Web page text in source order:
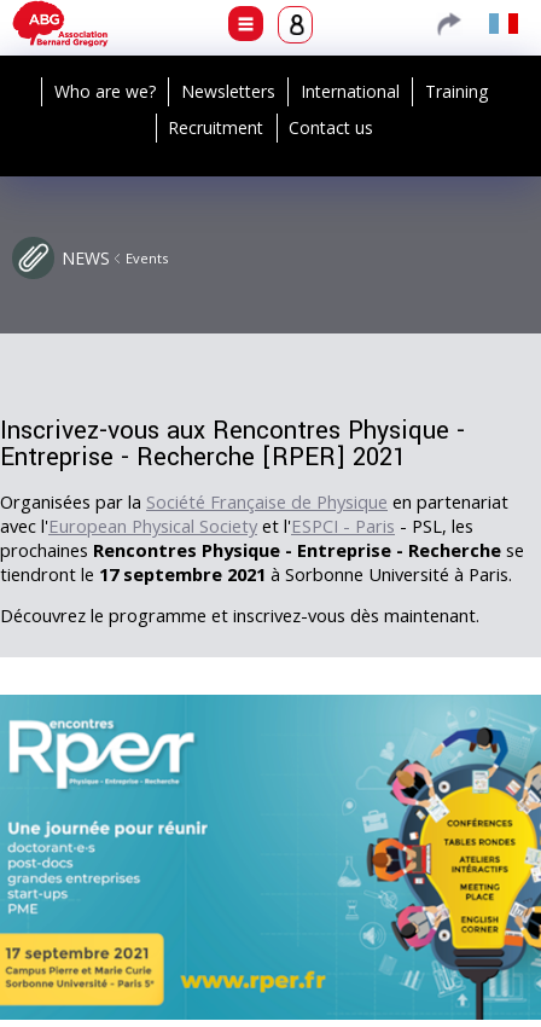
Who are we? Newsletters International
Training
Recruitment
Contact us
NEWS Events
Inscrivez-vous aux Rencontres Physique -
Entreprise - Recherche [RPER] 2021
Organisées par la Société Française de Physique en partenariat
avec l'European Physical Society et l'ESPCI - Paris - PSL, les
prochaines Rencontres Physique - Entreprise - Recherche se
tiendront le 17 septembre 2021 à Sorbonne Université à Paris.
Découvrez le programme et inscrivez-vous dès maintenant.